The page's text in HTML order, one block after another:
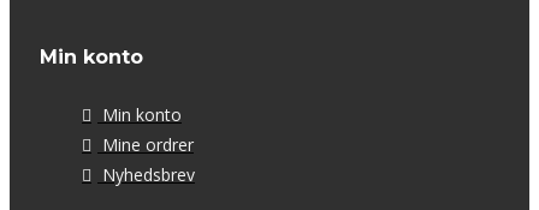
Min konto
Min konto
Mine ordrer
Nyhedsbrev